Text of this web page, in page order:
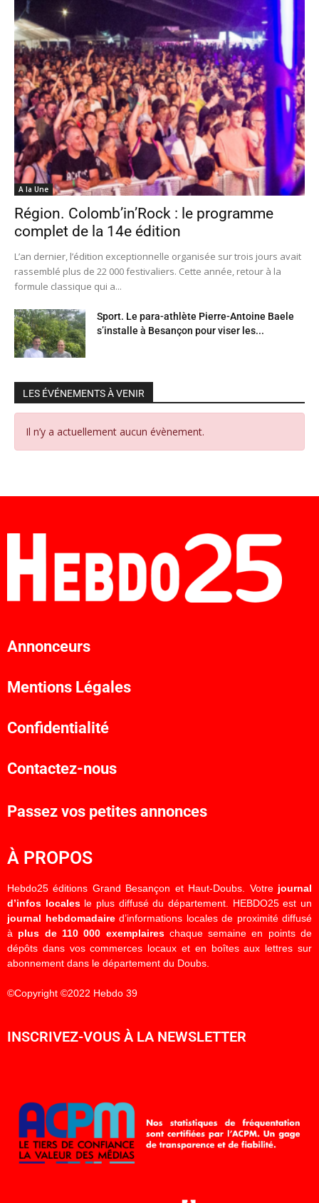
A la Une
Région. Colomb’in’Rock : le programme
complet de la 14e édition
L’an dernier, l’édition exceptionnelle organisée sur trois jours avait
rassemblé plus de 22 000 festivaliers. Cette année, retour à la
formule classique qui a...
Sport. Le para-athlète Pierre-Antoine Baele
s’installe à Besançon pour viser les...
LES ÉVÉNEMENTS À VENIR
Il n’y a actuellement aucun évènement.
Annonceurs
Mentions Légales
Confidentialité
Contactez-nous
Passez vos petites annonces
À PROPOS
Hebdo25 éditions Grand Besançon et Haut-Doubs. Votre journal
d’infos localesle plus diffusé du département. HEBDO25 est un
journal hebdomadaired’informations locales de proximité diffusé
à plus de 110 000 exemplaireschaque semaine en points de
dépôts dans vos commerces locaux et en boîtes aux lettres sur
abonnement dans le département du Doubs.
©Copyright ©2022 Hebdo 39
INSCRIVEZ-VOUS À LA NEWSLETTER